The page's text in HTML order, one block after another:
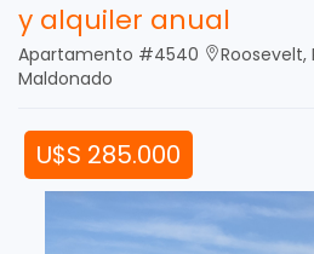
y alquiler anual
Apartamento #4540
Roosevelt,
Maldonado
U$S 285.000